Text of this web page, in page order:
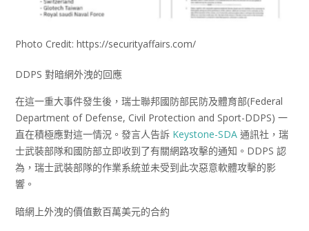
Photo Credit: https://securityaffairs.com/
DDPS 對暗網外洩的回應
在這一重大事件發生後，瑞士聯邦國防部民防及體育部(Federal
Department of Defense, Civil Protection and Sport-DDPS) 一
直在積極應對這一情況。發言人告訴 Keystone-SDA 通訊社，瑞
士武裝部隊和國防部立即收到了有關網路攻擊的通知。DDPS 認
為，瑞士武裝部隊的作業系統並未受到此次惡意軟體攻擊的影
響。
暗網上外洩的價值數百萬美元的合約